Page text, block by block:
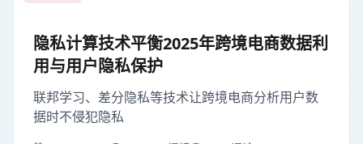
隐私计算技术平衡2025年跨境电商数据利
用与用户隐私保护
联邦学习、差分隐私等技术让跨境电商分析用户数
据时不侵犯隐私